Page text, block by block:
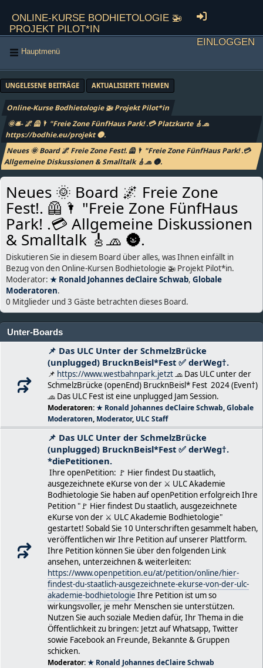
Online-Kurse Bodhietologie 🚁
Projekt Pilot*in
Einloggen
Hauptmenü
UNGELESENE BEITRÄGE AKTUALISIERTE THEMEN
Online-Kurse Bodhietologie 🚁 Projekt Pilot*in
🌞🛎- 🌌 🦺🌂 "Freie Zone FünfHaus Park! .💳 Platzkarte 🎸🧢
https://bodhie.eu/projekt 🌚.
Neues 🌞 Board 🌌 Freie Zone Fest!. 🦺🌂 "Freie Zone FünfHaus Park! .💳
Allgemeine Diskussionen & Smalltalk 🎸🧢 🌚.
Neues 🌞 Board 🌌 Freie Zone
Fest!. 🦺🌂 "Freie Zone FünfHaus
Park! .💳 Allgemeine Diskussionen
& Smalltalk 🎸🧢 🌚.
Diskutieren Sie in diesem Board über alles, was Ihnen einfällt in
Bezug von den Online-Kursen Bodhietologie 🚁 Projekt Pilot*in.
Moderator: ★ Ronald Johannes deClaire Schwab, Globale
Moderatoren.
0 Mitglieder und 3 Gäste betrachten dieses Board.
Unter-Boards
📌 Das ULC Unter der SchmelzBrücke
(unplugged) BrucknBeisl*Fest ✅ derWeg†.
📌 https://www.westbahnpark.jetzt 🧢 Das ULC unter der
SchmelzBrücke (openEnd) BrucknBeisl* Fest 2024 (Even†)
🧢 Das ULC Fest ist eine unplugged Jam Session.
Moderatoren:★ Ronald Johannes deClaire Schwab,Globale
Moderatoren, Moderator, ULC Staff
📌 Das ULC Unter der SchmelzBrücke
(unplugged) BrucknBeisl*Fest ✅ derWeg†.
*diePetitionen.
Ihre openPetition: 🚩 Hier findest Du staatlich,
ausgezeichnete eKurse von der ⚔ ULC Akademie
Bodhietologie Sie haben auf openPetition erfolgreich Ihre
Petition "🚩 Hier findest Du staatlich, ausgezeichnete
eKurse von der ⚔ ULC Akademie Bodhietologie"
gestartet! Sobald Sie 10 Unterschriften gesammelt haben,
veröffentlichen wir Ihre Petition auf unserer Plattform.
Ihre Petition können Sie über den folgenden Link
ansehen, unterzeichnen & weiterleiten:
https://www.openpetition.eu/at/petition/online/hier-
findest-du-staatlich-ausgezeichnete-ekurse-von-der-ulc-
akademie-bodhietologie Ihre Petition ist um so
wirkungsvoller, je mehr Menschen sie unterstützen.
Nutzen Sie auch soziale Medien dafür, Ihr Thema in die
Öffentlichkeit zu bringen: Jetzt auf Whatsapp, Twitter
sowie Facebook an Freunde, Bekannte & Gruppen
schicken.
Moderator:★ Ronald Johannes deClaire Schwab